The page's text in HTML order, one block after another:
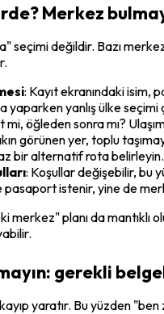
Merkez
seçimi değildir. Bazı
: Kayıt ekranındaki isim,
yaparken yanlış ülke
öğleden sonra mı?
görünen yer, toplu
az bir alternatif rota belirleyin.
: Koşullar değişebilir, bu
pasaport istenir, yine de
planı da mantıklı
gerekli
yaratır. Bu yüzden